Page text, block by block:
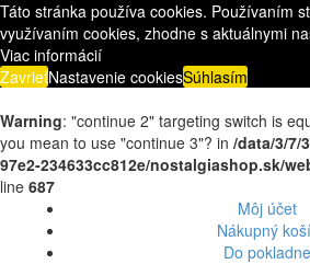
Táto stránka používa cookies. Používaním
využívaním cookies, zhodne s aktuálnymi
Viac informácií
ZavrieťNastavenie cookiesSúhlasím
Warning: "continue 2" targeting switch is
you mean to use "continue 3"? in /data/3/7/
97e2-234633cc812e/nostalgiashop.sk/
line 687
Môj účet
Nákupný
Do pokladne